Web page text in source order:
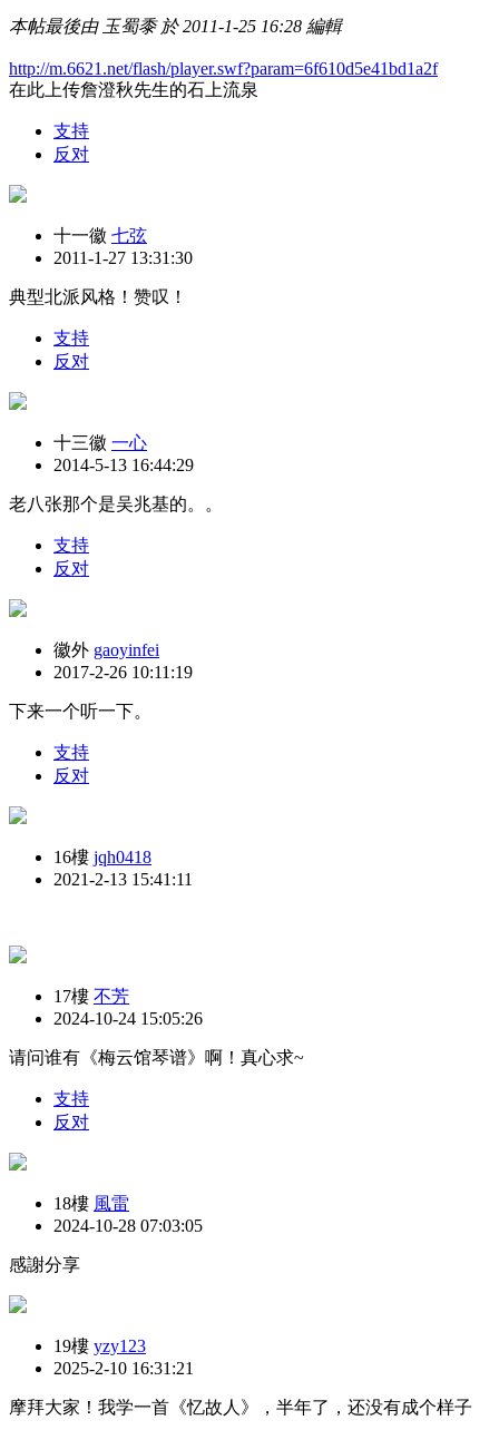
本帖最後由 玉蜀黍 於 2011-1-25 16:28 編輯
http://m.6621.net/flash/player.swf?param=6f610d5e41bd1a2f
在此上传詹澄秋先生的石上流泉
支持
反对
十一徽 七弦
2011-1-27 13:31:30
典型北派风格！赞叹！
支持
反对
十三徽 一心
2014-5-13 16:44:29
老八张那个是吴兆基的。。
支持
反对
徽外 gaoyinfei
2017-2-26 10:11:19
下来一个听一下。
支持
反对
16樓 jqh0418
2021-2-13 15:41:11
17樓 不芳
2024-10-24 15:05:26
请问谁有《梅云馆琴谱》啊！真心求~
支持
反对
18樓 風雷
2024-10-28 07:03:05
感謝分享
19樓 yzy123
2025-2-10 16:31:21
摩拜大家！我学一首《忆故人》，半年了，还没有成个样子